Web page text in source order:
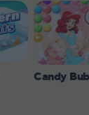
Candy